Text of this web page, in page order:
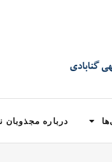
درباره مجذوبان